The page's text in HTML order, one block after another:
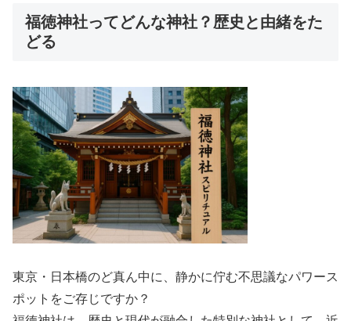
福徳神社ってどんな神社？歴史と由緒をた
どる
東京・日本橋のど真ん中に、静かに佇む不思議なパワース
ポットをご存じですか？